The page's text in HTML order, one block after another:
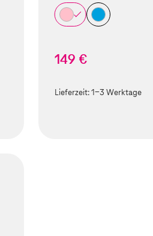
149 €
Lieferzeit:1-3 Werktage